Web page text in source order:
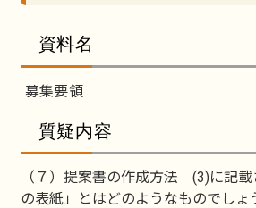
資料名
募集要領
質疑内容
（７）提案書の作成方法 (3)に記
の表紙」とはどのようなものでしょ